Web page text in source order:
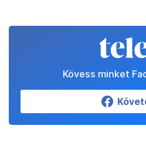
Kövess minket